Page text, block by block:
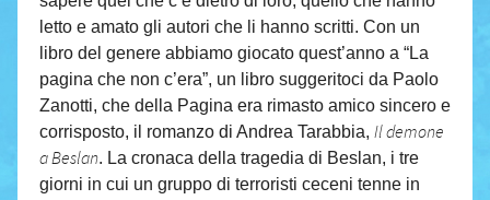
letto e amato gli autori che li hanno scritti. Con un
libro del genere abbiamo giocato quest’anno a “La
pagina che non c’era”, un libro suggeritoci da Paolo
Zanotti, che della Pagina era rimasto amico sincero e
corrisposto, il romanzo di Andrea Tarabbia, Il demone
a Beslan. La cronaca della tragedia di Beslan, i tre
giorni in cui un gruppo di terroristi ceceni tenne in